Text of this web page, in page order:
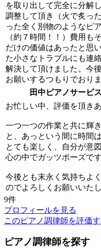
を取り出して完全に分解
調整して頂き（火で炙っ
った全く別物のようなピ
（約７時間！！）費用も
だけの価値はあったと思
た小さなトラブルにも連
解決して頂けました。今
お願いするつもりでおりま
田中ピアノサービ
お忙しい中、評価を頂き
一つ一つの作業と共に輝
と、あっという間に時間
とても楽しく、自分が意
心の中でガッツポーズです
今後とも末永く気持ちよ
のでよろしくお願いいたし
9件
プロフィールを見る
このピアノ調律師を評価
ピアノ調律師を探す